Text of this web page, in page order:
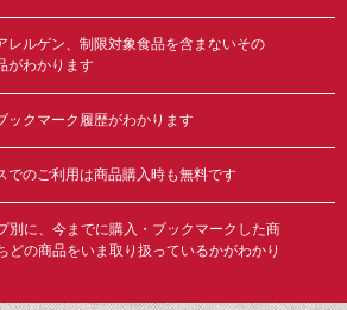
レルゲン、制限対象食品を含まないその
がわかります
ックマーク履歴がわかります
でのご利用は商品購入時も無料です
別に、今までに購入・ブックマークした商
どの商品をいま取り扱っているかがわかり